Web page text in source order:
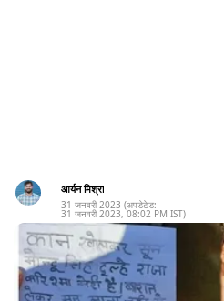
आर्यन मिश्रा
31 जनवरी 2023 (अपडेटेड:
31 जनवरी 2023, 08:02 PM IST)